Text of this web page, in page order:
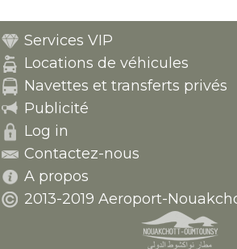
Services VIP
Locations de véhicules
Navettes et transferts privés
Publicité
Log in
Contactez-nous
A propos
2013-2019 Aeroport-